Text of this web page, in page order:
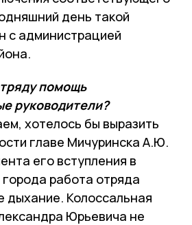
день такой
с администрацией
помощь
руководители?
хотелось бы выразить
главе Мичуринска А.Ю.
его вступления в
работа отряда
дыхание. Колоссальная
Юрьевича не